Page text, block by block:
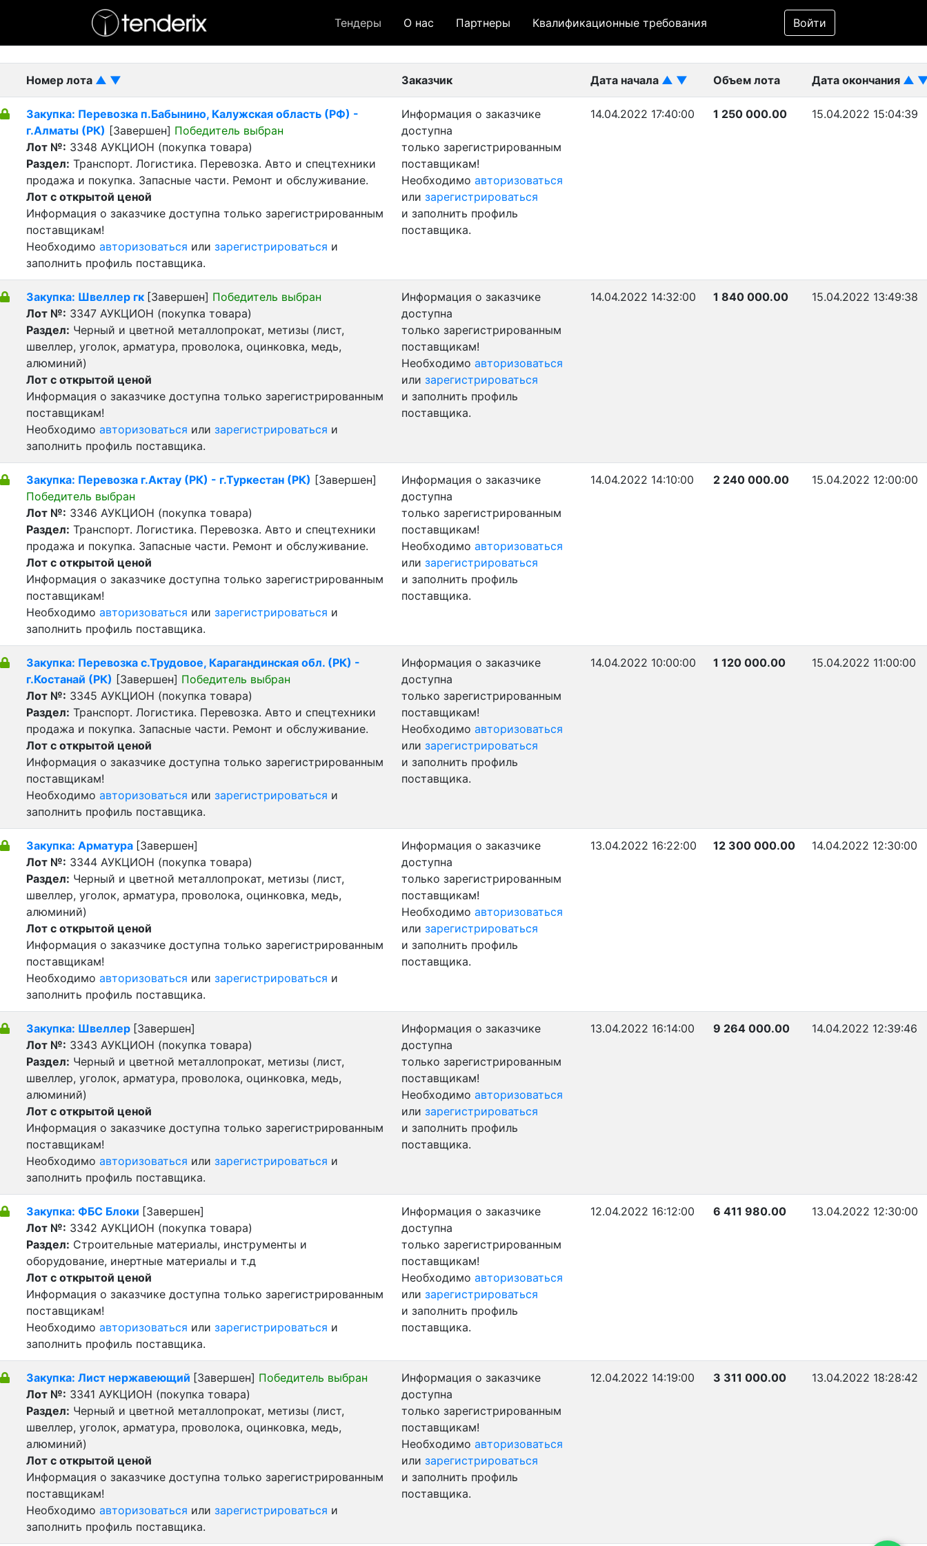
Тендеры О нас Партнеры Квалификационные требования Войти
Фильтр
- Завершенный лот
Номер лота ▲ ▼ Заказчик Дата начала ▲ ▼ Объем лота Дата окончания ▲
Закупка: Перевозка п.Бабынино, Калужская область (РФ) -
г.Алматы (РК) [Завершен] Победитель выбран
Лот №: 3348 АУКЦИОН (покупка товара)
Раздел: Транспорт. Логистика. Перевозка. Авто и спецтехники
продажа и покупка. Запасные части. Ремонт и обслуживание.
Лот с открытой ценой
Информация о заказчике доступна только зарегистрированным
поставщикам!
Необходимо авторизоваться или зарегистрироваться и
заполнить профиль поставщика.
Информация о заказчике
доступна
только зарегистрированным
поставщикам!
Необходимо авторизоваться
или зарегистрироваться
и заполнить профиль
поставщика.
14.04.2022 17:40:00 1 250 000.00 15.04.2022 15:04:39
Закупка: Швеллер гк [Завершен] Победитель выбран
Лот №: 3347 АУКЦИОН (покупка товара)
Раздел: Черный и цветной металлопрокат, метизы (лист,
швеллер, уголок, арматура, проволока, оцинковка, медь,
алюминий)
Лот с открытой ценой
Информация о заказчике доступна только зарегистрированным
поставщикам!
Необходимо авторизоваться или зарегистрироваться и
заполнить профиль поставщика.
Информация о заказчике
доступна
только зарегистрированным
поставщикам!
Необходимо авторизоваться
или зарегистрироваться
и заполнить профиль
поставщика.
14.04.2022 14:32:00 1 840 000.00 15.04.2022 13:49:38
Закупка: Перевозка г.Актау (РК) - г.Туркестан (РК) [Завершен]
Победитель выбран
Лот №: 3346 АУКЦИОН (покупка товара)
Раздел: Транспорт. Логистика. Перевозка. Авто и спецтехники
продажа и покупка. Запасные части. Ремонт и обслуживание.
Лот с открытой ценой
Информация о заказчике доступна только зарегистрированным
поставщикам!
Необходимо авторизоваться или зарегистрироваться и
заполнить профиль поставщика.
Информация о заказчике
доступна
только зарегистрированным
поставщикам!
Необходимо авторизоваться
или зарегистрироваться
и заполнить профиль
поставщика.
14.04.2022 14:10:00 2 240 000.00 15.04.2022 12:00:00
Закупка: Перевозка с.Трудовое, Карагандинская обл. (РК) -
г.Костанай (РК) [Завершен] Победитель выбран
Лот №: 3345 АУКЦИОН (покупка товара)
Раздел: Транспорт. Логистика. Перевозка. Авто и спецтехники
продажа и покупка. Запасные части. Ремонт и обслуживание.
Лот с открытой ценой
Информация о заказчике доступна только зарегистрированным
поставщикам!
Необходимо авторизоваться или зарегистрироваться и
заполнить профиль поставщика.
Информация о заказчике
доступна
только зарегистрированным
поставщикам!
Необходимо авторизоваться
или зарегистрироваться
и заполнить профиль
поставщика.
14.04.2022 10:00:00 1 120 000.00 15.04.2022 11:00:00
Закупка: Арматура [Завершен]
Лот №: 3344 АУКЦИОН (покупка товара)
Раздел: Черный и цветной металлопрокат, метизы (лист,
швеллер, уголок, арматура, проволока, оцинковка, медь,
алюминий)
Лот с открытой ценой
Информация о заказчике доступна только зарегистрированным
поставщикам!
Необходимо авторизоваться или зарегистрироваться и
заполнить профиль поставщика.
Информация о заказчике
доступна
только зарегистрированным
поставщикам!
Необходимо авторизоваться
или зарегистрироваться
и заполнить профиль
поставщика.
13.04.2022 16:22:00 12 300 000.00 14.04.2022 12:30:00
Закупка: Швеллер [Завершен]
Лот №: 3343 АУКЦИОН (покупка товара)
Раздел: Черный и цветной металлопрокат, метизы (лист,
швеллер, уголок, арматура, проволока, оцинковка, медь,
алюминий)
Лот с открытой ценой
Информация о заказчике доступна только зарегистрированным
поставщикам!
Необходимо авторизоваться или зарегистрироваться и
заполнить профиль поставщика.
Информация о заказчике
доступна
только зарегистрированным
поставщикам!
Необходимо авторизоваться
или зарегистрироваться
и заполнить профиль
поставщика.
13.04.2022 16:14:00 9 264 000.00 14.04.2022 12:39:46
Закупка: ФБС Блоки [Завершен]
Лот №: 3342 АУКЦИОН (покупка товара)
Раздел: Строительные материалы, инструменты и
оборудование, инертные материалы и т.д
Лот с открытой ценой
Информация о заказчике доступна только зарегистрированным
поставщикам!
Необходимо авторизоваться или зарегистрироваться и
заполнить профиль поставщика.
Информация о заказчике
доступна
только зарегистрированным
поставщикам!
Необходимо авторизоваться
или зарегистрироваться
и заполнить профиль
поставщика.
12.04.2022 16:12:00 6 411 980.00 13.04.2022 12:30:00
Закупка: Лист нержавеющий [Завершен] Победитель выбран
Лот №: 3341 АУКЦИОН (покупка товара)
Раздел: Черный и цветной металлопрокат, метизы (лист,
швеллер, уголок, арматура, проволока, оцинковка, медь,
алюминий)
Лот с открытой ценой
Информация о заказчике доступна только зарегистрированным
поставщикам!
Необходимо авторизоваться или зарегистрироваться и
заполнить профиль поставщика.
Информация о заказчике
доступна
только зарегистрированным
поставщикам!
Необходимо авторизоваться
или зарегистрироваться
и заполнить профиль
поставщика.
12.04.2022 14:19:00 3 311 000.00 13.04.2022 18:28:42